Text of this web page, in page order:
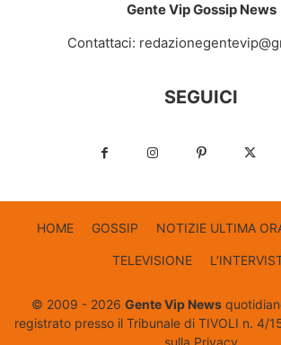
Gente Vip Gossip News
Contattaci:
SEGUICI
HOME GOSSIP NOTIZIE ULTIMA
TELEVISIONE
© 2009 - 2026 Gente Vip News
registrato presso il Tribunale di TIVOLI n. 4/